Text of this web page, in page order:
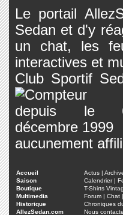
Le portail
Sedan et d'y
un chat, les
interactives et
Club Sportif
aucunement
Accueil Actus |
Saison
Calendrier|
Boutique
T-Shirts
Multimedia
Forum | Chat |
Historique
Chroniques
AllezSedan.com
Nous